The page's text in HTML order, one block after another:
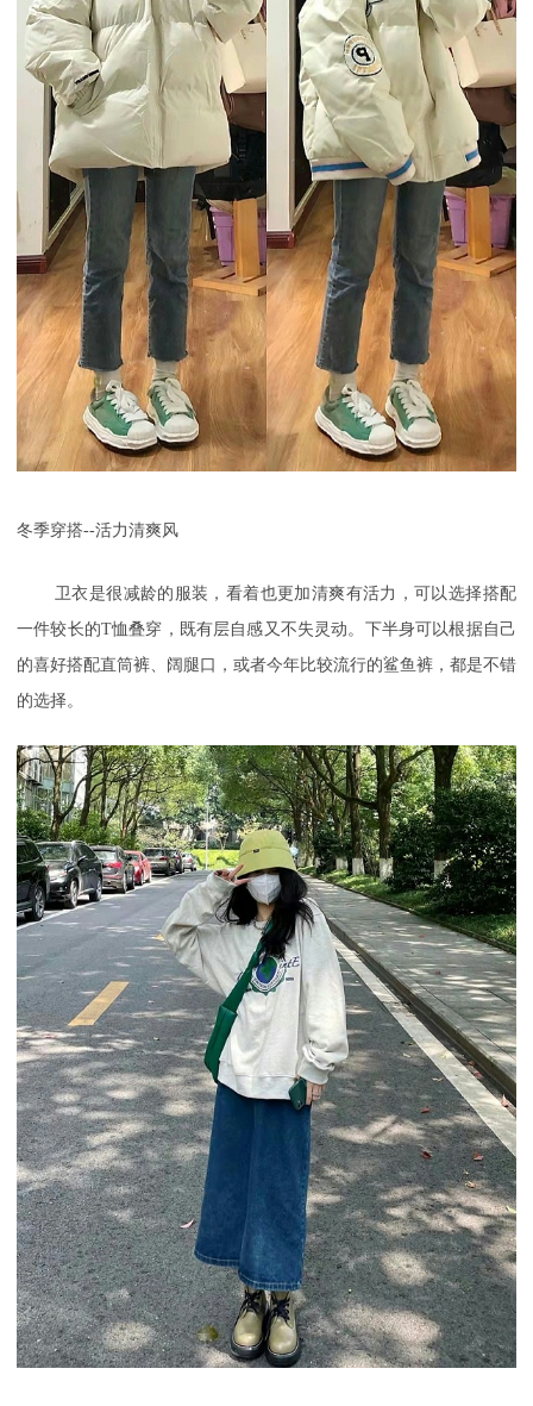
冬季穿搭--活力清爽风
卫衣是很减龄的服装，看着也更加清爽有活力，可以选择搭配
一件较长的T恤叠穿，既有层自感又不失灵动。下半身可以根据自己
的喜好搭配直筒裤、阔腿口，或者今年比较流行的鲨鱼裤，都是不错
的选择。